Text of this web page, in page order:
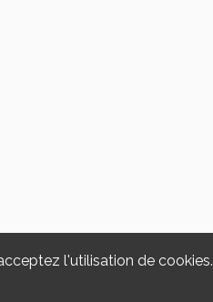
l'utilisation de cookies.